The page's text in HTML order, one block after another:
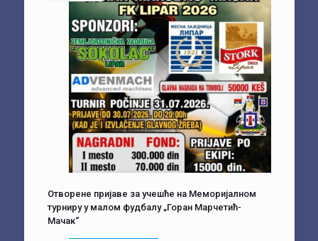
Отворене пријаве за учешће на Меморијалном
турниру у малом фудбалу „Горан Марчетић-
Мачак“